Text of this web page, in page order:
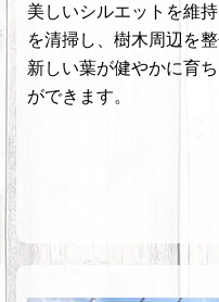
美しいシルエットを維
を清掃し、樹木周辺を
新しい葉が健やかに育
ができます。